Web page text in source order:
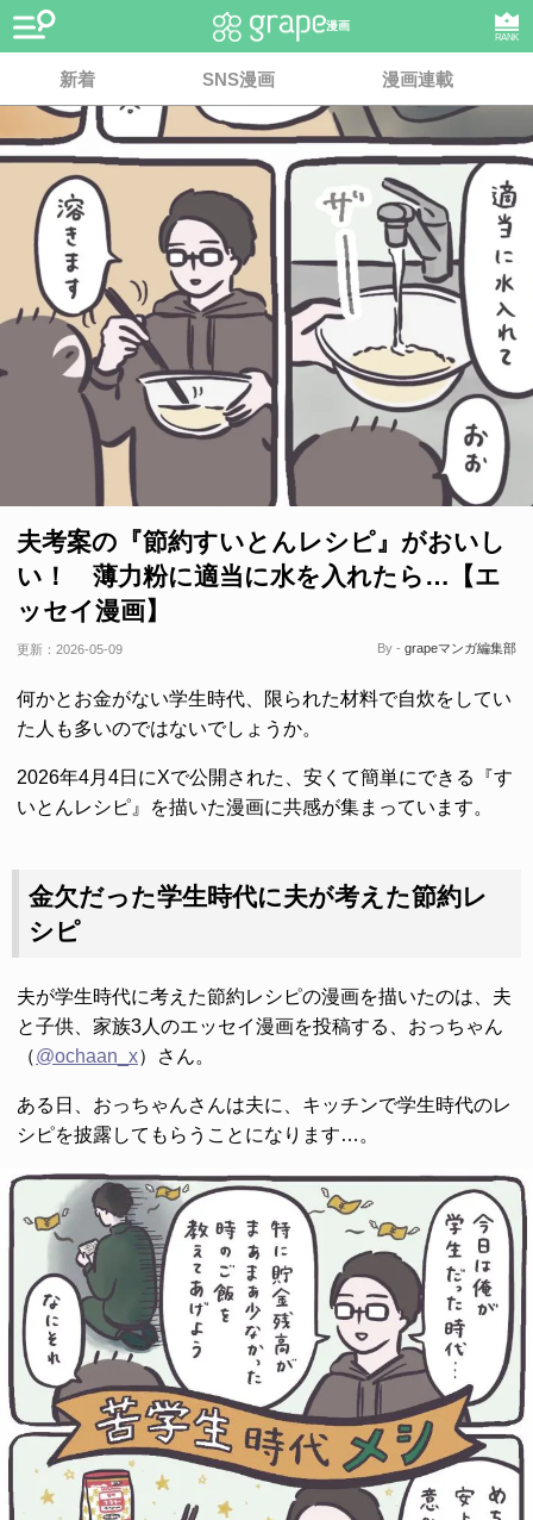
漫画
RANK
新着 SNS漫画 漫画連載
夫考案の『節約すいとんレシピ』がおいし
い！ 薄力粉に適当に水を入れたら…【エ
ッセイ漫画】
更新： 2026-05-09 By - grapeマンガ編集部
何かとお金がない学生時代、限られた材料で自炊をしてい
た人も多いのではないでしょうか。
2026年4月4日にXで公開された、安くて簡単にできる『す
いとんレシピ』を描いた漫画に共感が集まっています。
金欠だった学生時代に夫が考えた節約レ
シピ
夫が学生時代に考えた節約レシピの漫画を描いたのは、夫
と子供、家族3人のエッセイ漫画を投稿する、おっちゃん
（@ochaan_x）さん。
ある日、おっちゃんさんは夫に、キッチンで学生時代のレ
シピを披露してもらうことになります…。